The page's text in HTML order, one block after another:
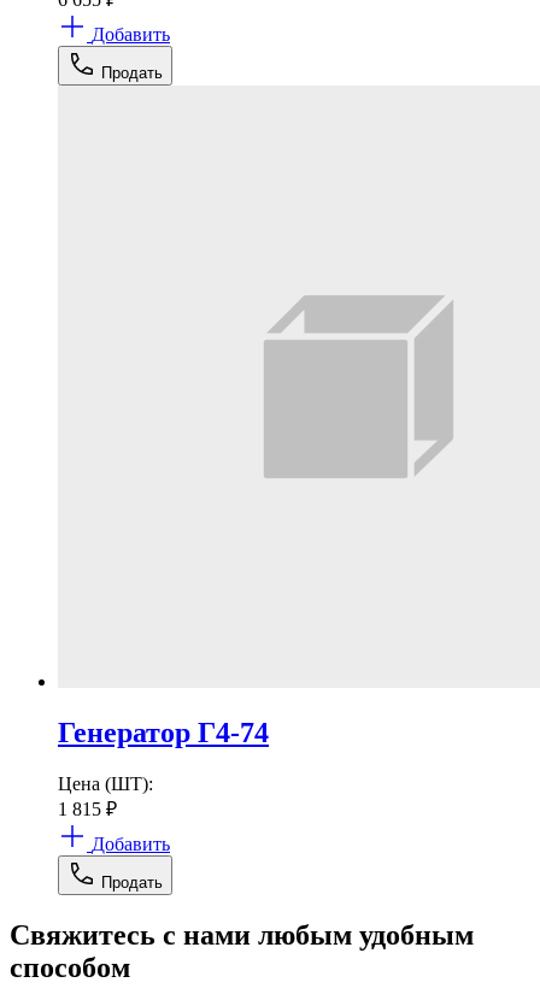
Добавить
Продать
Генератор Г4-74
Цена (ШТ):
1 815 ₽
Добавить
Продать
Свяжитесь с нами любым удобным
способом